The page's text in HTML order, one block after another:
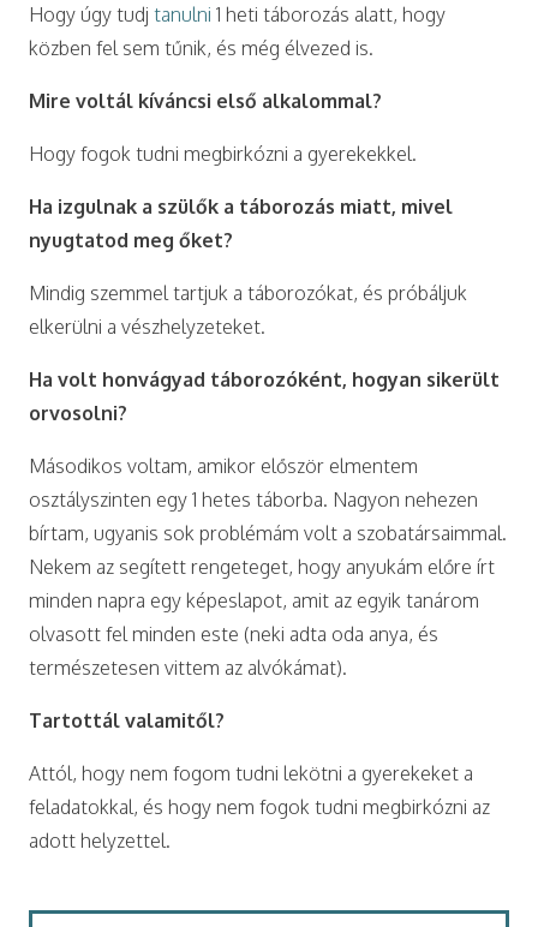
Hogy úgy tudj tanulni 1 heti táborozás alatt, hogy
közben fel sem tűnik, és még élvezed is.
Mire voltál kíváncsi első alkalommal?
Hogy fogok tudni megbirkózni a gyerekekkel.
Ha izgulnak a szülők a táborozás miatt, mivel
nyugtatod meg őket?
Mindig szemmel tartjuk a táborozókat, és próbáljuk
elkerülni a vészhelyzeteket.
Ha volt honvágyad táborozóként, hogyan sikerült
orvosolni?
Másodikos voltam, amikor először elmentem
osztályszinten egy 1 hetes táborba. Nagyon nehezen
bírtam, ugyanis sok problémám volt a szobatársaimmal.
Nekem az segített rengeteget, hogy anyukám előre írt
minden napra egy képeslapot, amit az egyik tanárom
olvasott fel minden este (neki adta oda anya, és
természetesen vittem az alvókámat).
Tartottál valamitől?
Attól, hogy nem fogom tudni lekötni a gyerekeket a
feladatokkal, és hogy nem fogok tudni megbirkózni az
adott helyzettel.